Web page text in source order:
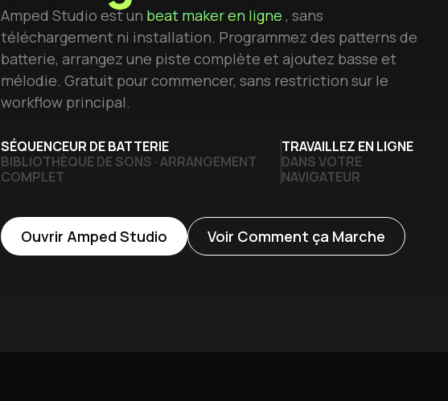
Amped Studio est un beat maker en ligne , sans
téléchargement ni installation. Programmez des patterns de
batterie, arrangez une piste complète et ajoutez basse et
mélodie. Gratuit pour commencer, sans restriction sur le
workflow principal.
Ouvrir Amped Studio Voir Comment ça Marche
SÉQUENCEUR DE BATTERIE
BIBLIOTHÈQUE DE SONS · ARRANGEMENT
COMPLET
TRAVAILLEZ EN LIGNE
DANS VOTRE
NAVIGATEUR